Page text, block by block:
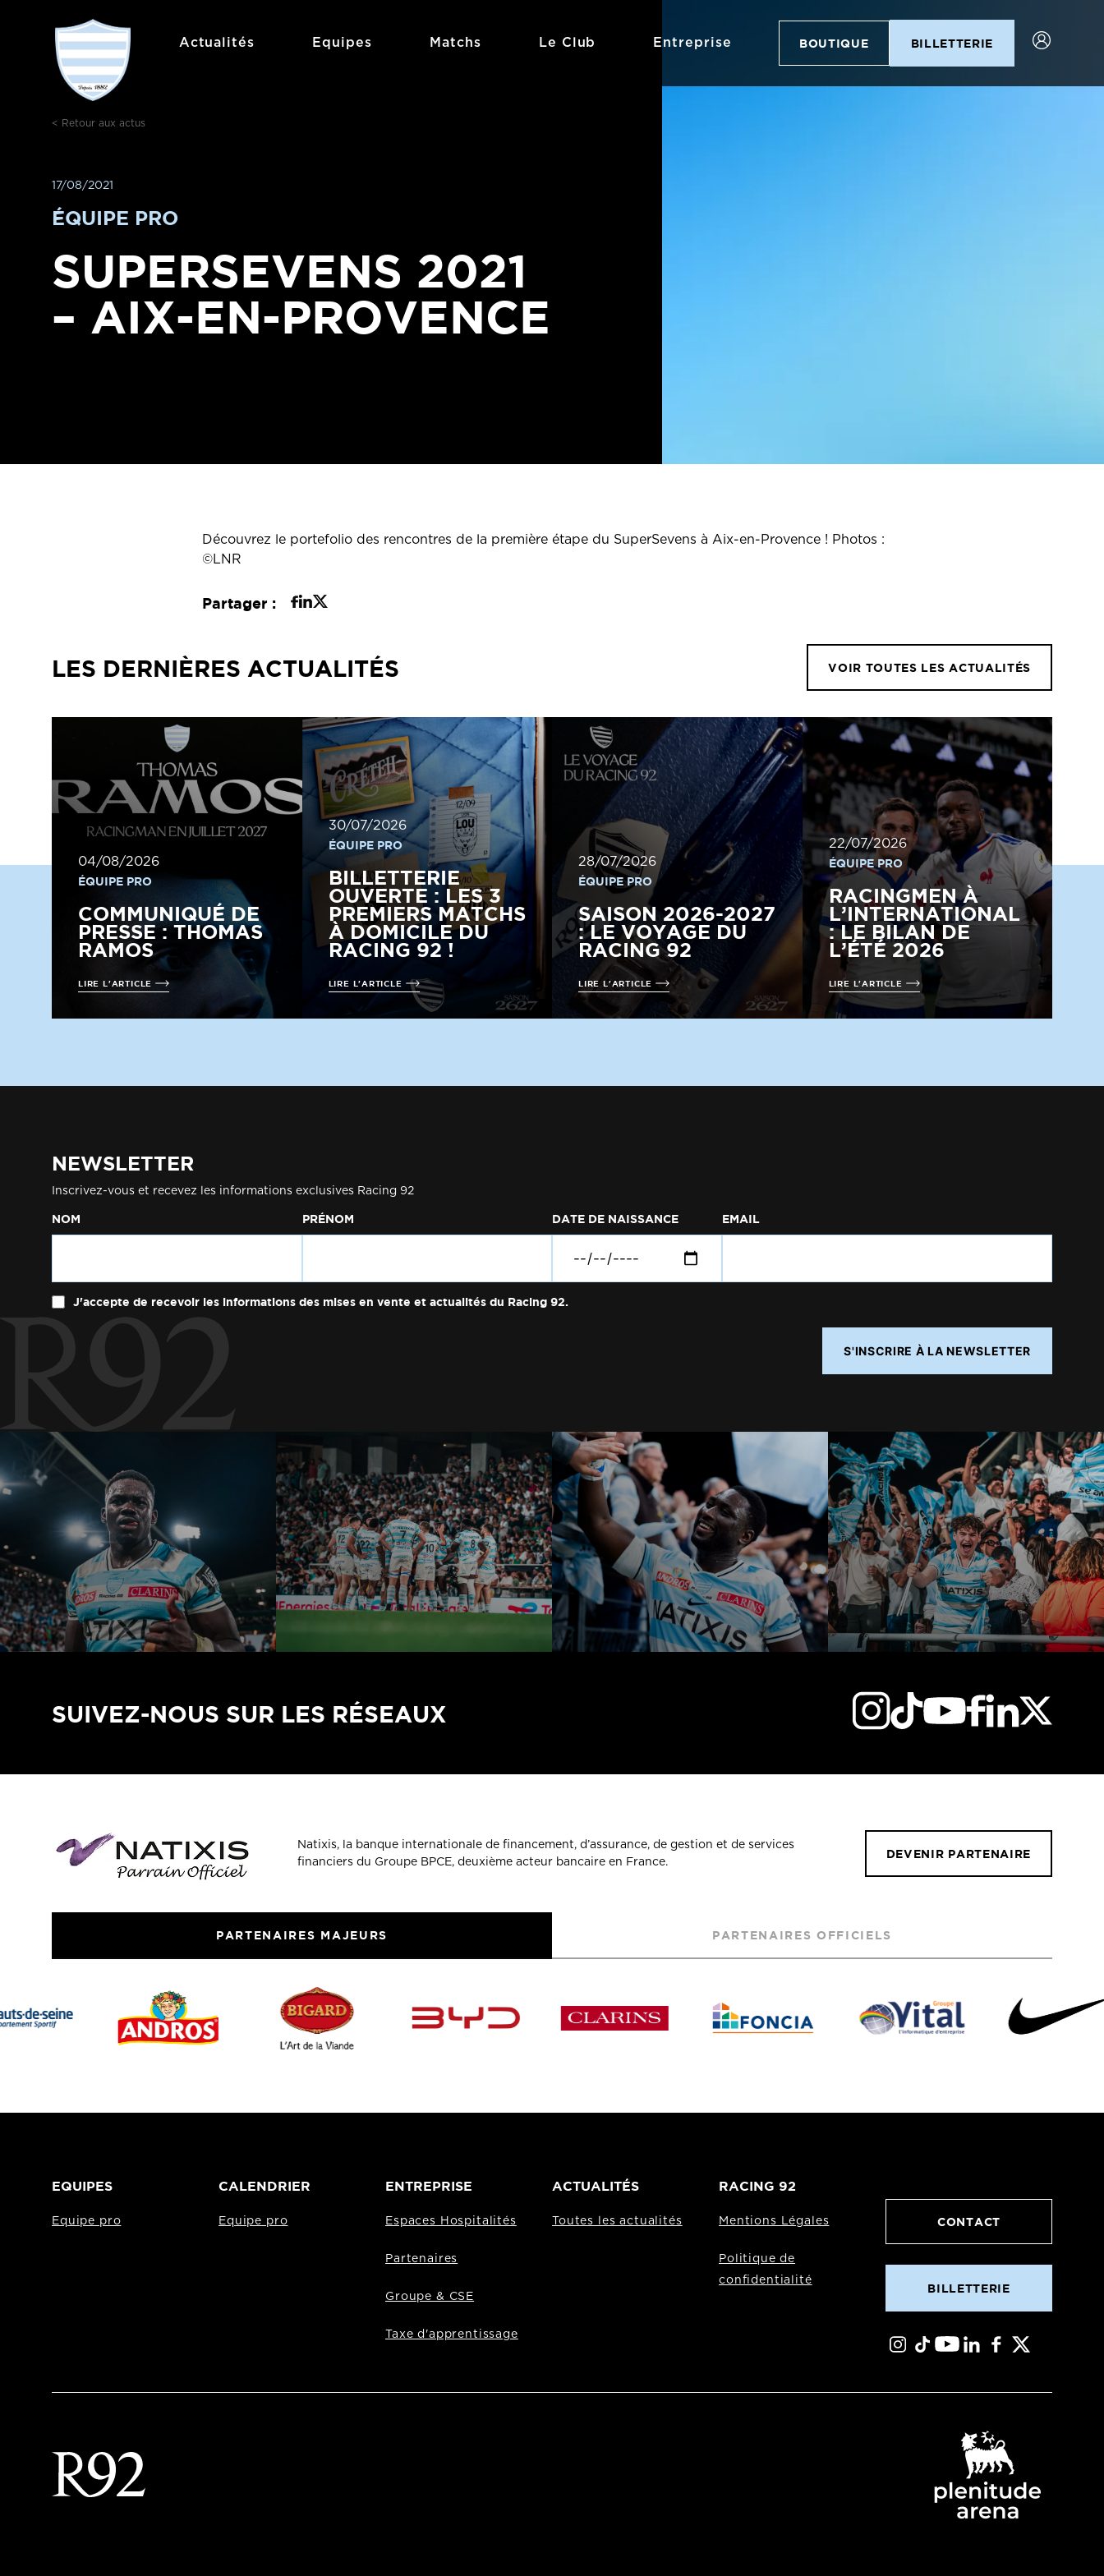
Actualités Equipes Matchs Le Club Entreprise BOUTIQUE BILLETTERIE
< Retour aux actus
17/08/2021
ÉQUIPE PRO
SUPERSEVENS 2021
– AIX-EN-PROVENCE
Découvrez le portefolio des rencontres de la première étape du SuperSevens à Aix-en-Provence ! Photos :
©LNR
Partager :
LES DERNIÈRES ACTUALITÉS VOIR TOUTES LES ACTUALITÉS
04/08/2026
ÉQUIPE PRO
COMMUNIQUÉ DE
PRESSE : THOMAS
RAMOS
LIRE L'ARTICLE
30/07/2026
ÉQUIPE PRO
BILLETTERIE
OUVERTE : LES 3
PREMIERS MATCHS
À DOMICILE DU
RACING 92 !
LIRE L'ARTICLE
28/07/2026
ÉQUIPE PRO
SAISON 2026-2027
: LE VOYAGE DU
RACING 92
LIRE L'ARTICLE
22/07/2026
ÉQUIPE PRO
RACINGMEN À
L’INTERNATIONAL
: LE BILAN DE
L’ÉTÉ 2026
LIRE L'ARTICLE
NEWSLETTER
Inscrivez-vous et recevez les informations exclusives Racing 92
NOM PRÉNOM DATE DE NAISSANCE EMAIL
J'accepte de recevoir les informations des mises en vente et actualités du Racing 92.
S'INSCRIRE À LA NEWSLETTER
SUIVEZ-NOUS SUR LES RÉSEAUX
Natixis, la banque internationale de financement, d’assurance, de gestion et de services
financiers du Groupe BPCE, deuxième acteur bancaire en France.
DEVENIR PARTENAIRE
PARTENAIRES MAJEURS PARTENAIRES OFFICIELS
EQUIPES
Equipe pro
CALENDRIER
Equipe pro
ENTREPRISE
Espaces Hospitalités
Partenaires
Groupe & CSE
Taxe d'apprentissage
ACTUALITÉS
Toutes les actualités
RACING 92
Mentions Légales
Politique de
confidentialité
CONTACT
BILLETTERIE